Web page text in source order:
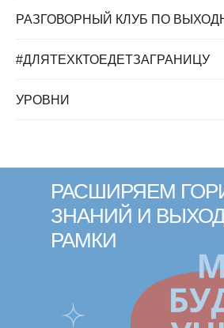
РАЗГОВОРНЫЙ КЛУБ ПО
#ДЛЯТЕХКТОЕДЕТЗАГРАНИЦУ
УРОВНИ
РАСШИРЯЕМ
ЗНАНИЙ И
РАМКИ